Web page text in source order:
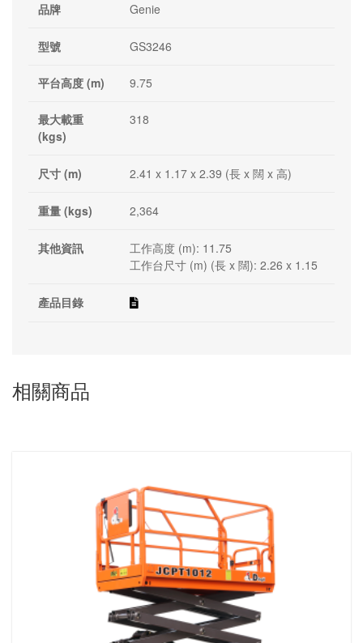
品牌 Genie
型號 GS3246
平台高度 (m) 9.75
最大載重
(kgs)
318
尺寸 (m) 2.41 x 1.17 x 2.39 (長 x 闊 x 高)
重量 (kgs) 2,364
其他資訊
工作高度 (m): 11.75
工作台尺寸 (m) (長 x 闊): 2.26 x 1.15
產品目錄
相關商品